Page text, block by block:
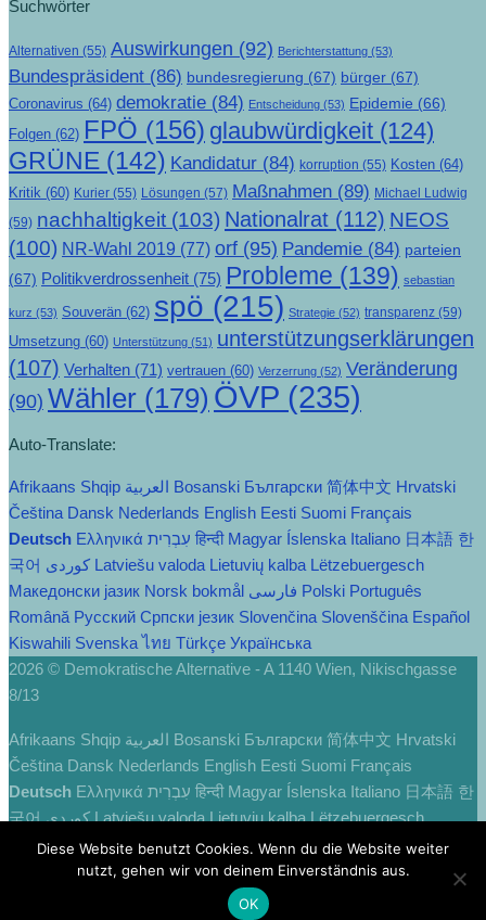
Suchwörter
Alternativen (55) Auswirkungen (92) Berichterstattung (53)
Bundespräsident (86) bundesregierung (67) bürger (67)
Coronavirus (64) demokratie (84) Entscheidung (53) Epidemie (66)
Folgen (62) FPÖ (156) glaubwürdigkeit (124)
GRÜNE (142) Kandidatur (84) korruption (55) Kosten (64)
Kritik (60) Kurier (55) Lösungen (57) Maßnahmen (89) Michael Ludwig
(59) nachhaltigkeit (103) Nationalrat (112) NEOS
(100) NR-Wahl 2019 (77) orf (95) Pandemie (84) parteien
(67) Politikverdrossenheit (75) Probleme (139) sebastian
kurz (53) Souverän (62) spö (215) Strategie (52) transparenz (59)
Umsetzung (60) Unterstützung (51) unterstützungserklärungen
(107) Verhalten (71) vertrauen (60) Verzerrung (52) Veränderung
(90) Wähler (179) ÖVP (235)
Auto-Translate:
Afrikaans Shqip العربية Bosanski Български 简体中文 Hrvatski
Čeština‎ Dansk Nederlands English Eesti Suomi Français
Deutsch Ελληνικά עִבְרִית हिन्दी Magyar Íslenska Italiano 日本語 한
국어
Latviešu valoda Lietuvių kalba Lëtzebuergesch
Македонски јазик Norsk bokmål فارسی Polski Português
Română Русский Српски језик Slovenčina Slovenščina Español
Kiswahili Svenska ไทย Türkçe Українська
2026 © Demokratische Alternative - A 1140 Wien, Nikischgasse
8/13
Afrikaans Shqip العربية Bosanski Български 简体中文 Hrvatski
Čeština‎ Dansk Nederlands English Eesti Suomi Français
Deutsch Ελληνικά עִבְרִית हिन्दी Magyar Íslenska Italiano 日本語 한
국어
Latviešu valoda Lietuvių kalba Lëtzebuergesch
Македонски јазик Norsk bokmål فارسی Polski Português
Русский Српски језик Slovenčina Slovenščina
Español
Українська
Diese Website benutzt Cookies. Wenn du die Website weiter
nutzt, gehen wir von deinem Einverständnis aus.
OK